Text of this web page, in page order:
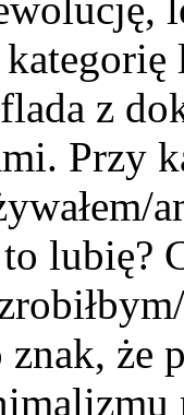
z
Przy
lubię?
że